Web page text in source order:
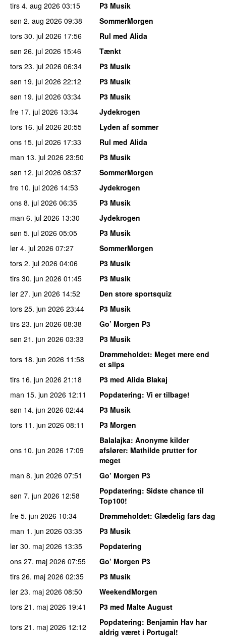
tirs 4. aug 2026 03:15
P3 Musik
søn 2. aug 2026 09:38
SommerMorgen
tors 30. jul 2026 17:56
Rul med Alida
søn 26. jul 2026 15:46
Tænkt
tors 23. jul 2026 06:34
P3 Musik
søn 19. jul 2026 22:12
P3 Musik
søn 19. jul 2026 03:34
P3 Musik
fre 17. jul 2026 13:34
Jydekrogen
tors 16. jul 2026 20:55
Lyden af sommer
ons 15. jul 2026 17:33
Rul med Alida
man 13. jul 2026 23:50
P3 Musik
søn 12. jul 2026 08:37
SommerMorgen
fre 10. jul 2026 14:53
Jydekrogen
ons 8. jul 2026 06:35
P3 Musik
man 6. jul 2026 13:30
Jydekrogen
søn 5. jul 2026 05:05
P3 Musik
lør 4. jul 2026 07:27
SommerMorgen
tors 2. jul 2026 04:06
P3 Musik
tirs 30. jun 2026 01:45
P3 Musik
lør 27. jun 2026 14:52
Den store sportsquiz
tors 25. jun 2026 23:44
P3 Musik
tirs 23. jun 2026 08:38
Go’ Morgen P3
søn 21. jun 2026 03:33
P3 Musik
tors 18. jun 2026 11:58 Drømmeholdet: Meget mere end
et slips
tirs 16. jun 2026 21:18
P3 med Alida Blakaj
man 15. jun 2026 12:11 Popdatering: Vi er tilbage!
søn 14. jun 2026 02:44
P3 Musik
tors 11. jun 2026 08:11 P3 Morgen
ons 10. jun 2026 17:09
Balalajka: Anonyme kilder
afslører: Mathilde prutter for
meget
man 8. jun 2026 07:51
Go’ Morgen P3
søn 7. jun 2026 12:58 Popdatering: Sidste chance til
Top100!
fre 5. jun 2026 10:34 Drømmeholdet: Glædelig fars dag
man 1. jun 2026 03:35
P3 Musik
lør 30. maj 2026 13:35
Popdatering
ons 27. maj 2026 07:55
Go’ Morgen P3
tirs 26. maj 2026 02:35
P3 Musik
lør 23. maj 2026 08:50
WeekendMorgen
tors 21. maj 2026 19:41
P3 med Malte August
tors 21. maj 2026 12:12 Popdatering: Benjamin Hav har
aldrig været i Portugal!